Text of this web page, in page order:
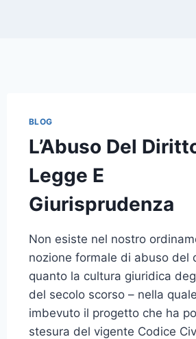
BLOG
L’Abuso Del
Legge E
Giurisprudenza
Non esiste nel nostro
nozione formale di abuso del
quanto la cultura giuridica
del secolo scorso – nella
imbevuto il progetto che ha
stesura del vigente Codice